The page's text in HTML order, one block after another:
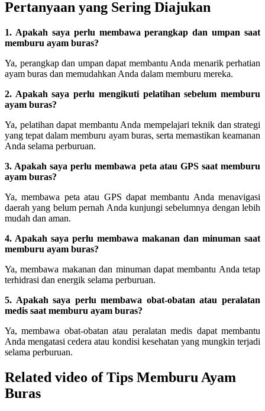
Pertanyaan yang Sering Diajukan
1. Apakah saya perlu membawa perangkap dan umpan saat
memburu ayam buras?
Ya, perangkap dan umpan dapat membantu Anda menarik perhatian
ayam buras dan memudahkan Anda dalam memburu mereka.
2. Apakah saya perlu mengikuti pelatihan sebelum memburu
ayam buras?
Ya, pelatihan dapat membantu Anda mempelajari teknik dan strategi
yang tepat dalam memburu ayam buras, serta memastikan keamanan
Anda selama perburuan.
3. Apakah saya perlu membawa peta atau GPS saat memburu
ayam buras?
Ya, membawa peta atau GPS dapat membantu Anda menavigasi
daerah yang belum pernah Anda kunjungi sebelumnya dengan lebih
mudah dan aman.
4. Apakah saya perlu membawa makanan dan minuman saat
memburu ayam buras?
Ya, membawa makanan dan minuman dapat membantu Anda tetap
terhidrasi dan energik selama perburuan.
5. Apakah saya perlu membawa obat-obatan atau peralatan
medis saat memburu ayam buras?
Ya, membawa obat-obatan atau peralatan medis dapat membantu
Anda mengatasi cedera atau kondisi kesehatan yang mungkin terjadi
selama perburuan.
Related video of Tips Memburu Ayam
Buras